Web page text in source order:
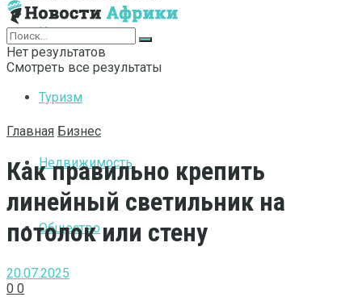
Интернет
Туризм
Недвижимость
Общество
Нет результатов
Смотреть все результаты
Главная Бизнес
Как правильно крепить
линейный светильник на
потолок или стену
20.07.2025
0 0